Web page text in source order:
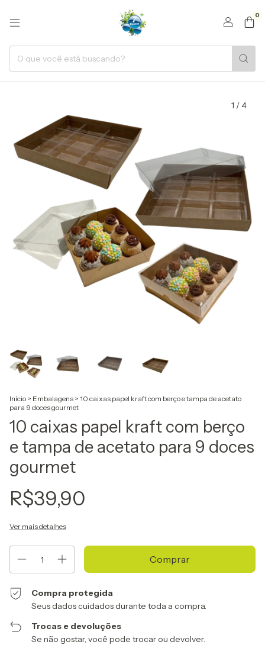
0
1 /4
Início > Embalagens > 10 caixas papel kraft com berço e tampa de acetato
para 9 doces gourmet
10 caixas papel kraft com berço
e tampa de acetato para 9 doces
gourmet
R$39,90
Ver mais detalhes
Compra protegida
Seus dados cuidados durante toda a compra.
Trocas e devoluções
Se não gostar, você pode trocar ou devolver.